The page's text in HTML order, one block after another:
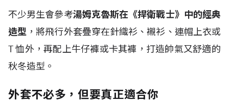
不少男生會參考湯姆克魯斯在《捍衛戰士》中的經典
造型 ，將飛行外套疊穿在針織衫、襯衫、連帽上衣或
T恤外，再配上牛仔褲或卡其褲，打造帥氣又舒適的
秋冬造型。
外套不必多，但要真正適合你